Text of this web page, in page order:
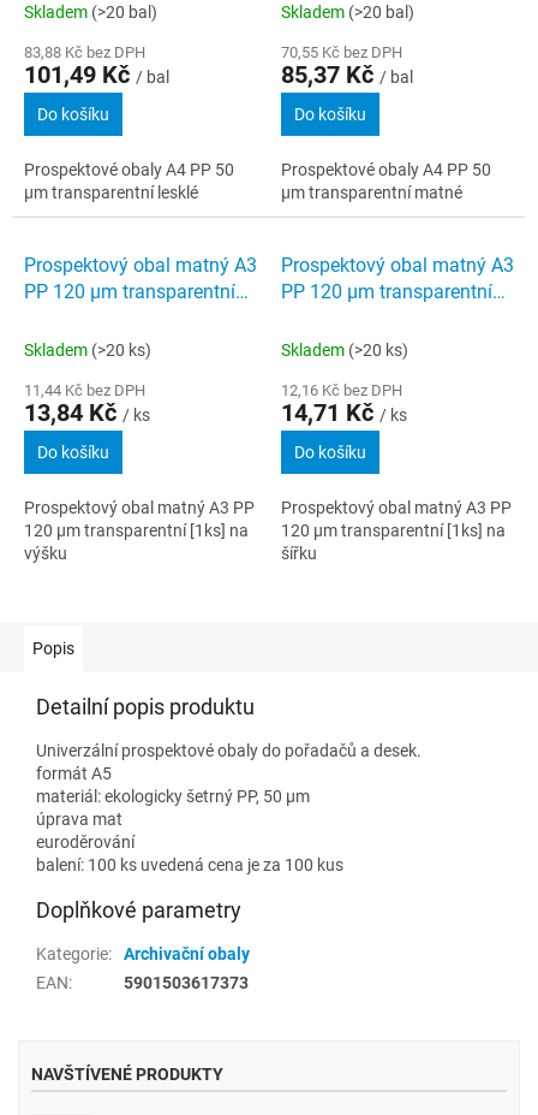
Skladem (>20 bal)
83,88 Kč bez DPH
101,49 Kč / bal
Do košíku
Prospektové obaly A4 PP 50
µm transparentní lesklé
Skladem (>20 bal)
70,55 Kč bez DPH
85,37 Kč / bal
Do košíku
Prospektové obaly A4 PP 50
µm transparentní matné
Prospektový obal matný A3
PP 120 µm transparentní
Skladem (>20 ks)
11,44 Kč bez DPH
13,84 Kč / ks
Do košíku
Prospektový obal matný A3 PP
120 µm transparentní [1ks] na
výšku
Prospektový obal matný A3
PP 120 µm transparentní
Skladem (>20 ks)
12,16 Kč bez DPH
14,71 Kč / ks
Do košíku
Prospektový obal matný A3 PP
120 µm transparentní [1ks] na
šířku
Popis
Detailní popis produktu
Univerzální prospektové obaly do pořadačů a desek.
formát A5
materiál: ekologicky šetrný PP, 50 µm
úprava mat
euroděrování
balení: 100 ks uvedená cena je za 100 kus
Doplňkové parametry
Kategorie:
Archivační obaly
EAN: 5901503617373
NAVŠTÍVENÉ PRODUKTY